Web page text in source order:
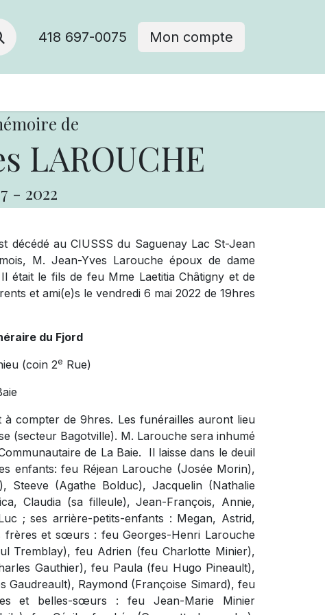
418 697-0075 Mon compte
de
LAROUCHE
- 2022
décédé au CIUSSS du Saguenay Lac St-Jean
M. Jean-Yves Larouche époux de dame
était le fils de feu Mme Laetitia Châtigny et de
et ami(e)s le vendredi 6 mai 2022 de 19hres
du Fjord
(coin 2e Rue)
compter de 9hres. Les funérailles auront lieu
(secteur Bagotville). M. Larouche sera inhumé
de La Baie. Il laisse dans le deuil
enfants: feu Réjean Larouche (Josée Morin),
Steeve (Agathe Bolduc), Jacquelin (Nathalie
Claudia (sa filleule), Jean-François, Annie,
; ses arrière-petits-enfants : Megan, Astrid,
frères et sœurs : feu Georges-Henri Larouche
Tremblay), feu Adrien (feu Charlotte Minier),
Gauthier), feu Paula (feu Hugo Pineault),
Gaudreault), Raymond (Françoise Simard), feu
et belles-sœurs : feu Jean-Marie Minier